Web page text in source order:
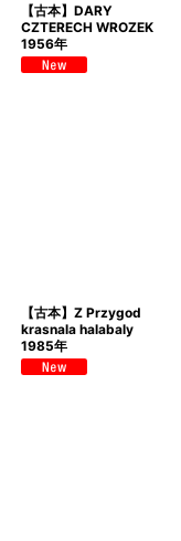
【古本】DARY
CZTERECH WROZEK
1956年
【古本】Z Przygod
krasnala halabaly
1985年